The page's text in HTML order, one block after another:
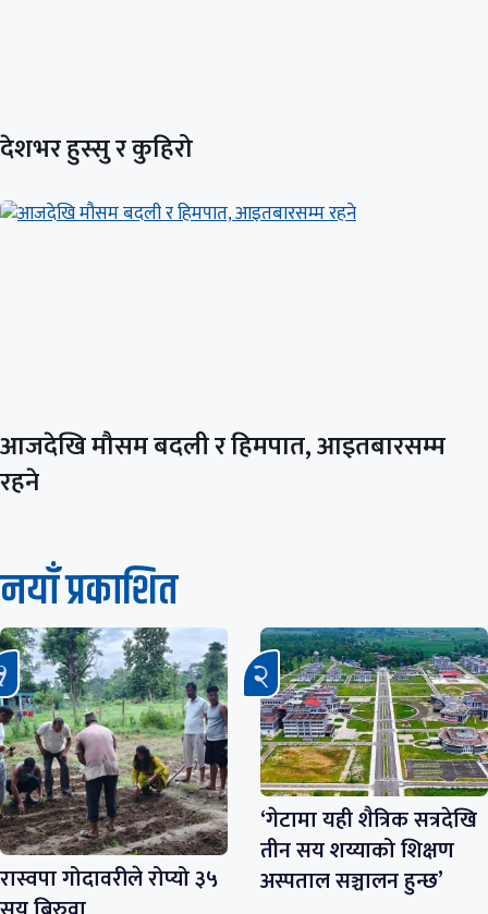
देशभर हुस्सु र कुहिरो
आजदेखि मौसम बदली र हिमपात, आइतबारसम्म
रहने
नयाँ प्रकाशित
रास्वपा गोदावरीले रोप्यो ३५
‘गेटामा यही शैत्रिक सत्रदेखि
तीन सय शय्याको शिक्षण
अस्पताल सञ्चालन हुन्छ’